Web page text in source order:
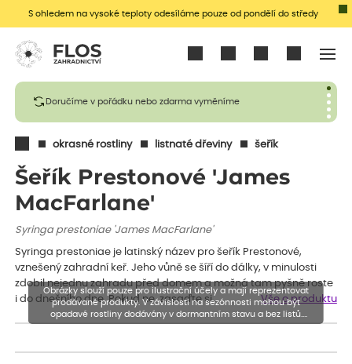
S ohledem na vysoké teploty odesíláme pouze od pondělí do středy
Doručíme v pořádku nebo zdarma vyměníme
okrasné rostliny listnaté dřeviny šeřík
Šeřík Prestonové 'James
MacFarlane'
Syringa prestoniae 'James MacFarlane'
Syringa prestoniae je latinský název pro šeřík Prestonové,
vznešený zahradní keř. Jeho vůně se šíří do dálky, v minulosti
zdobil nejednu zahradu před domem a možná tam pyšně roste
i do dnešního dne. Pokud ne, zasaďte si…
Vše o produktu
Obrázky slouží pouze pro ilustrační účely a mají reprezentovat
prodávané produkty. V závislosti na sezónnosti mohou být
opadavé rostliny dodávány v dormantním stavu a bez listů.
Rostliny mohou být také sestřiženy níže, než je uvedená výška,